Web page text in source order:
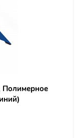
Полимерное